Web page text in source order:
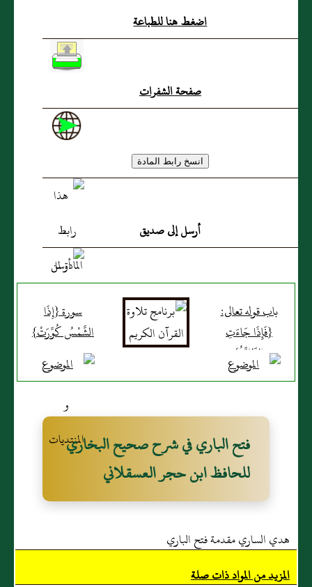
اضغط هنا للطباعة
صفحة الشفرات
أرسل إلى صديق
باب قوله تعالى:
{فَإِذَا جَاءَتِ
الطَّامَّةُ}
سورة {إِذَا
الشَّمْسُ كُوِّرَتْ}
فتح الباري في شرح صحيح البخاري
للحافظ ابن حجر العسقلاني
هدي الساري مقدمة فتح الباري
المزيد من المواد ذات صلة